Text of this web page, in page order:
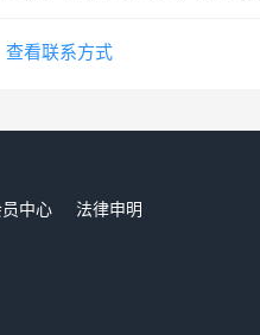
者有医学资质的优先，底薪+绩效，
查看联系方式
中心
法律申明